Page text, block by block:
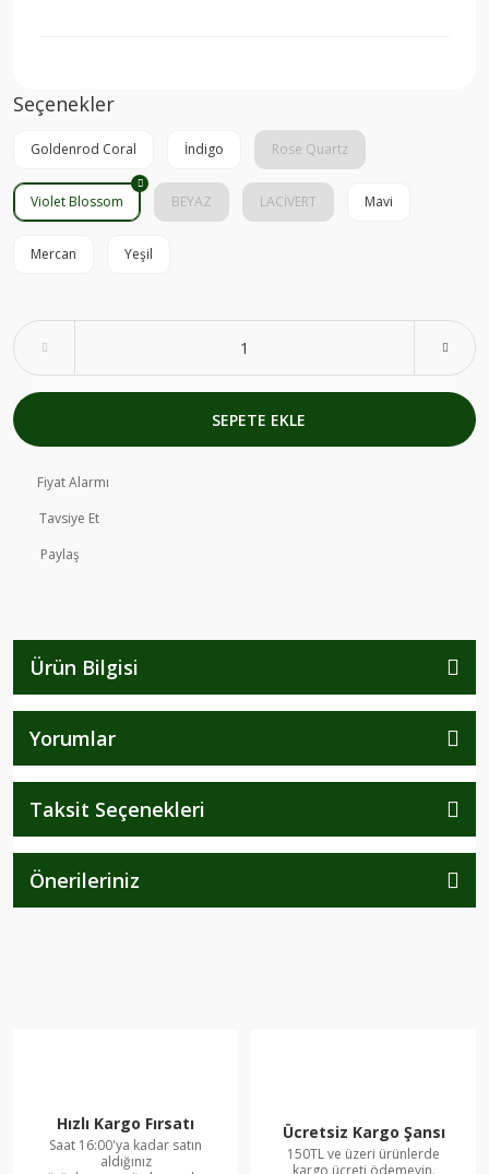
Seçenekler
Goldenrod Coral İndigo Rose Quartz
Violet Blossom BEYAZ LACİVERT Mavi
Mercan Yeşil
SEPETE EKLE
Fiyat Alarmı
Tavsiye Et
Paylaş
Ürün Bilgisi
Yorumlar
Taksit Seçenekleri
Önerileriniz
Hızlı Kargo Fırsatı
Saat 16:00'ya kadar satın
aldığınız
Ücretsiz Kargo Şansı
150TL ve üzeri ürünlerde
kargo ücreti ödemeyin.